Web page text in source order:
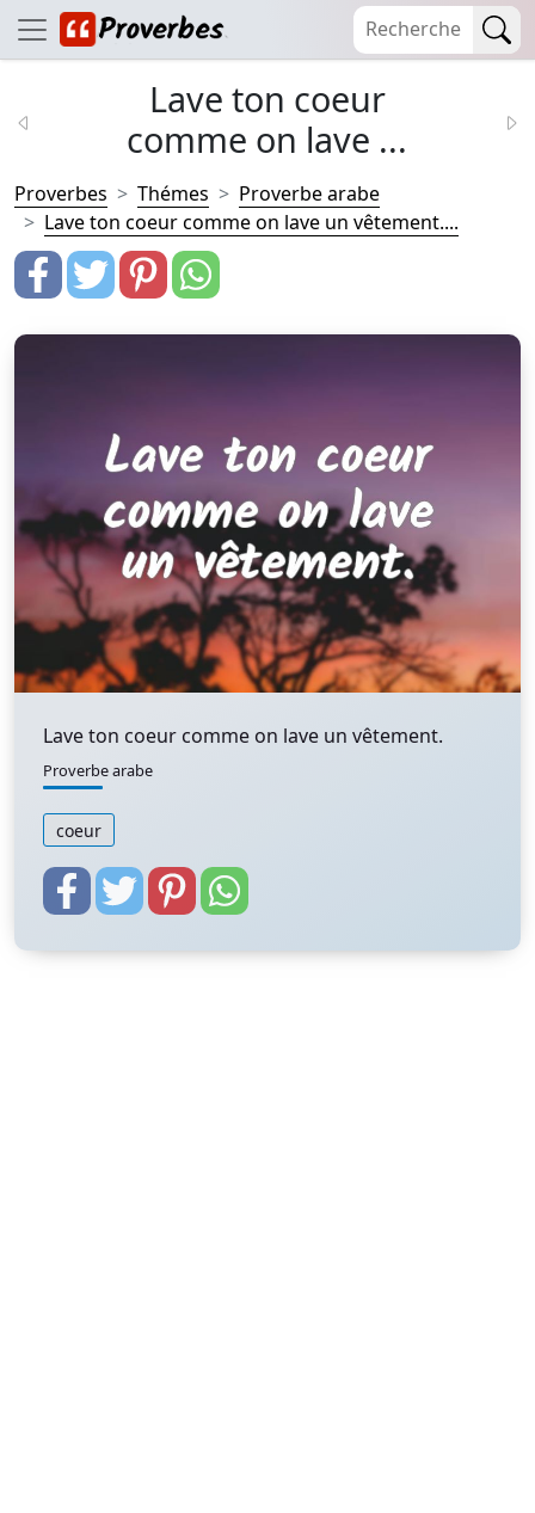
Lave ton coeur
comme on lave ...
Proverbes Thémes
Proverbe arabe
Lave ton coeur comme on lave un vêtement....
Lave ton coeur comme on lave un vêtement.
Proverbe arabe
coeur